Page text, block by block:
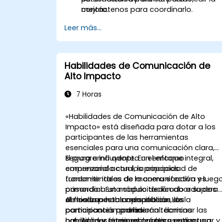
mejora.
contáctenos para coordinarlo.
Leer más...
Habilidades de Comunicación de
Alto Impacto
7 Horas
«Habilidades de Comunicación de Alto
Impacto» está diseñada para dotar a los
participantes de las herramientas
esenciales para una comunicación clara,
segura e influyente. En el entorno
empresarial actual, la capacidad de
transmitir ideas de manera efectiva es
primordial. Esta capacitación aborda dos
de los aspectos más críticos de la
comunicación profesional: dominar las
El programa adopta un enfoque integral,
comenzando con los principios
fundamentales de la comunicación y
pasando a un módulo dedicado a superar
el miedo a hablar en público. Los
participantes aprenderán técnicas
Al finalizar esta capacitación, los
participantes podrán: